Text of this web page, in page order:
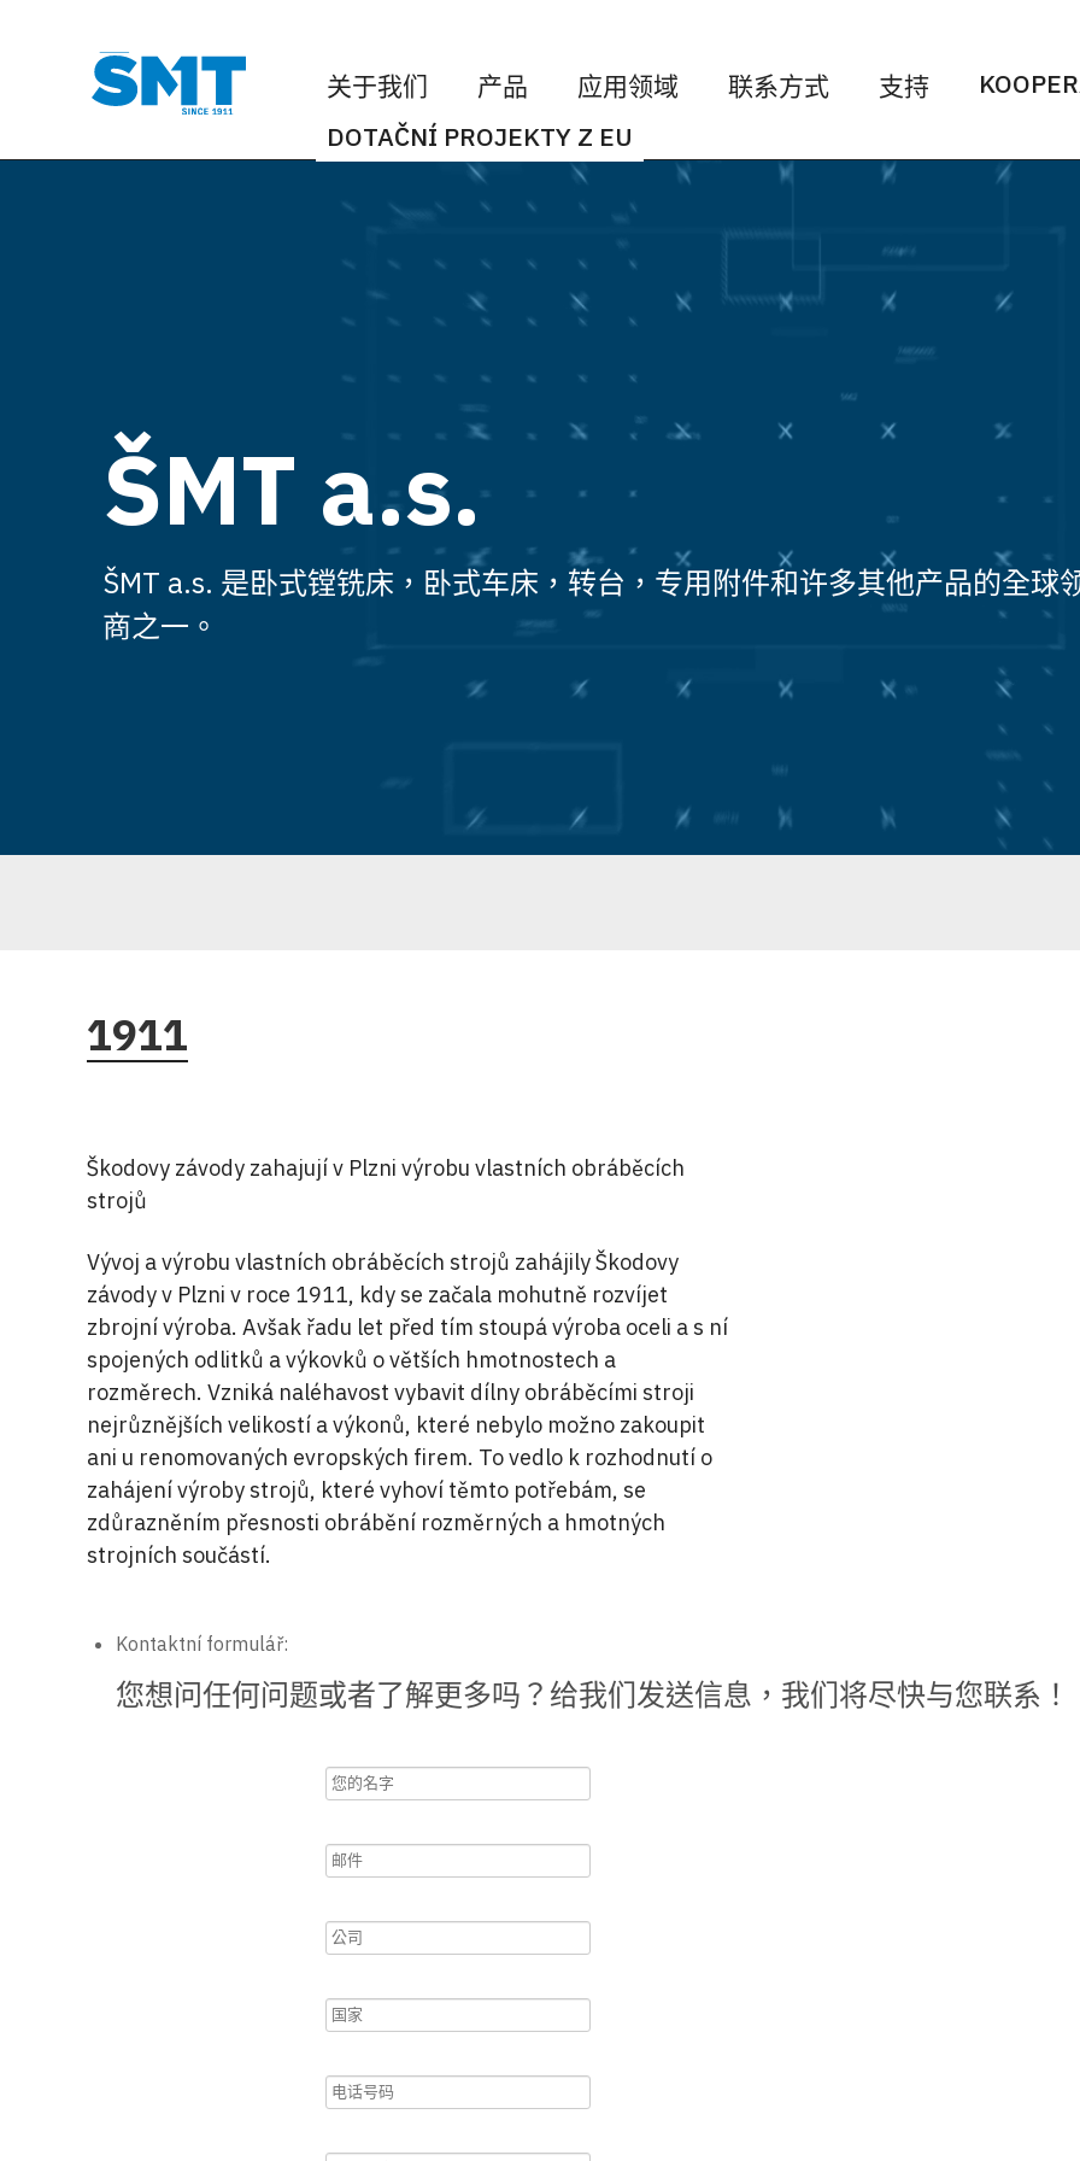
ŠMT a.s.
ŠMT a.s. 是卧式镗铣床，卧式车床，转台，专用附件和许多其他产品的全球
商之一。
关于我们 产品 应用领域 联系方式 支持
DOTAČNÍ PROJEKTY Z EU
1911
Škodovy závody zahajují v Plzni výrobu vlastních obráběcích
strojů
Vývoj a výrobu vlastních obráběcích strojů zahájily Škodovy
závody v Plzni v roce 1911, kdy se začala mohutně rozvíjet
zbrojní výroba. Avšak řadu let před tím stoupá výroba oceli a s ní
spojených odlitků a výkovků o větších hmotnostech a
rozměrech. Vzniká naléhavost vybavit dílny obráběcími stroji
nejrůznějších velikostí a výkonů, které nebylo možno zakoupit
ani u renomovaných evropských firem. To vedlo k rozhodnutí o
zahájení výroby strojů, které vyhoví těmto potřebám, se
zdůrazněním přesnosti obrábění rozměrných a hmotných
strojních součástí.
Kontaktní formulář:
您想问任何问题或者了解更多吗？给我们发送信息，我们将尽快与您联系！